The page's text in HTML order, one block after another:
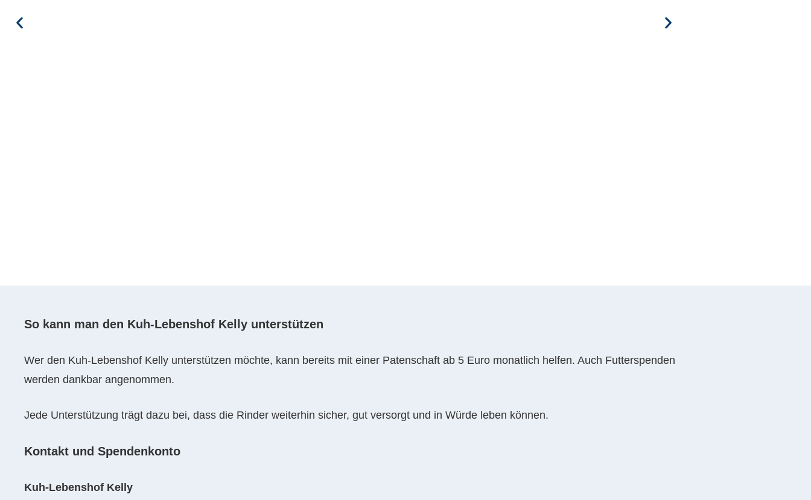
So kann man den Kuh-Lebenshof Kelly unterstützen
Wer den Kuh-Lebenshof Kelly unterstützen möchte, kann bereits mit einer Patenschaft ab 5 Euro monatlich helfen. Auch Futterspenden
werden dankbar angenommen.
Jede Unterstützung trägt dazu bei, dass die Rinder weiterhin sicher, gut versorgt und in Würde leben können.
Kontakt und Spendenkonto
Kuh-Lebenshof Kelly